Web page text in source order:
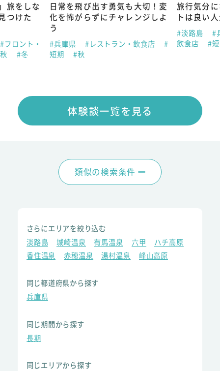
旅をしな
つけた
#フロント・
#冬
日常を飛び出す勇気も大切！変
化を怖がらずにチャレンジしよ
う
#兵庫県 #レストラン・飲食店
#
短期
#秋
旅行気分
トは良い
#淡路島
#
飲食店
#
体験談一覧を見る
類似の検索条件
さらにエリアを絞り込む
淡路島
城崎温泉 有馬温泉 六甲
ハチ高原
香住温泉
赤穂温泉 湯村温泉 峰山高原
同じ都道府県から探す
兵庫県
同じ期間から探す
長期
同じエリアから探す